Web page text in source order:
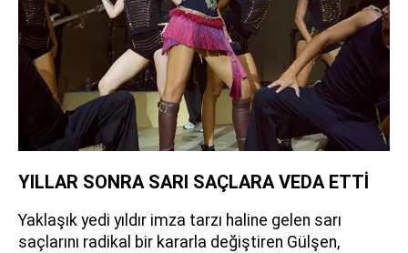
YILLAR SONRA SARI SAÇLARA VEDA ETTİ
Yaklaşık yedi yıldır imza tarzı haline gelen sarı
saçlarını radikal bir kararla değiştiren Gülşen,